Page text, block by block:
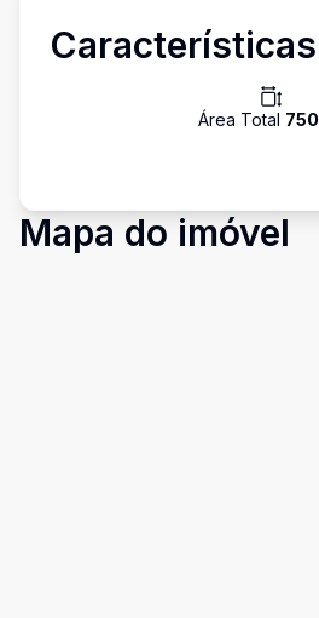
Características
Área Total 750
Mapa do imóvel